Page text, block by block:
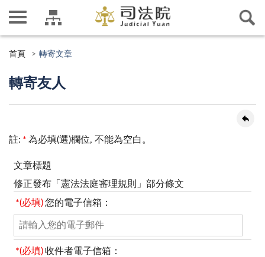
首頁 轉寄文章
轉寄友人
註: * 為必填(選)欄位, 不能為空白。
文章標題
修正發布「憲法法庭審理規則」部分條文
*(必填) 您的電子信箱：
*(必填) 收件者電子信箱：